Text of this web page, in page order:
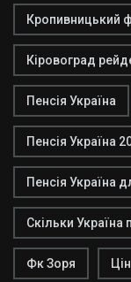
Кропивницький
Кіровоград
Пенсія Україна
Пенсія Україна
Пенсія Україна
Скільки
Фк Зоря